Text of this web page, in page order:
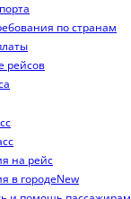
по странам
рейсов
на рейс
в городеNew